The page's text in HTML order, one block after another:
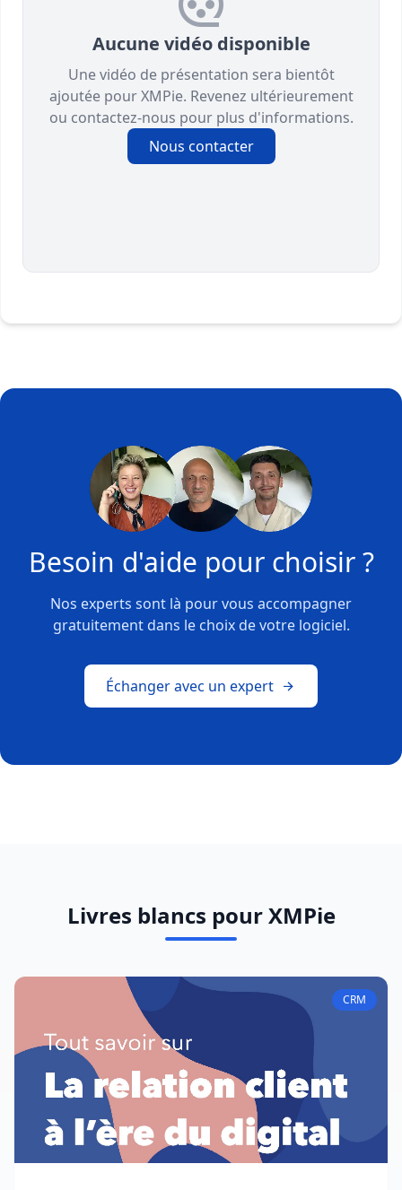
Aucune vidéo disponible
Une vidéo de présentation sera bientôt
ajoutée pour XMPie. Revenez ultérieurement
ou contactez-nous pour plus d'informations.
Nous contacter
Besoin d'aide pour choisir ?
Nos experts sont là pour vous accompagner
gratuitement dans le choix de votre logiciel.
Échanger avec un expert
Livres blancs pour XMPie
CRM